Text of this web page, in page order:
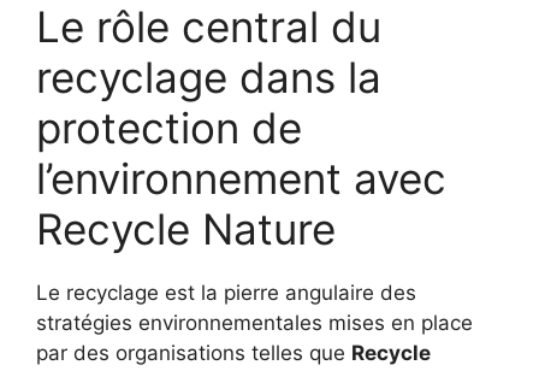
Le rôle central du
recyclage dans la
protection de
l’environnement avec
Recycle Nature
Le recyclage est la pierre angulaire des
stratégies environnementales mises en place
par des organisations telles que Recycle